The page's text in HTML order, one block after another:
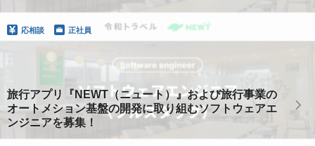
応相談 正社員
旅行アプリ『NEWT（ニュート）』および旅行事業の
オートメション基盤の開発に取り組むソフトウェアエ
ンジニアを募集！